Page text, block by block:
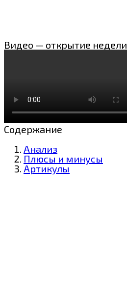
Видео — открытие недели
Содержание
Анализ
Плюсы и минусы
Артикулы